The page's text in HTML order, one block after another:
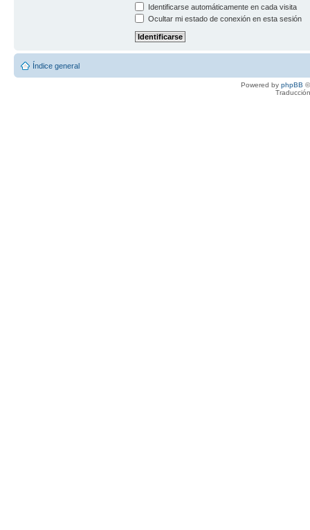
Identificarse automáticamente en cada visita
Ocultar mi estado de conexión en esta sesión
Índice general
Powered by phpBB